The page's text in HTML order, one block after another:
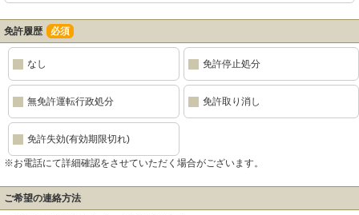
免許履歴 必須
なし 免許停止処分
無免許運転行政処分 免許取り消し
免許失効(有効期限切れ)
※お電話にて詳細確認をさせていただく場合がございます。
ご希望の連絡方法